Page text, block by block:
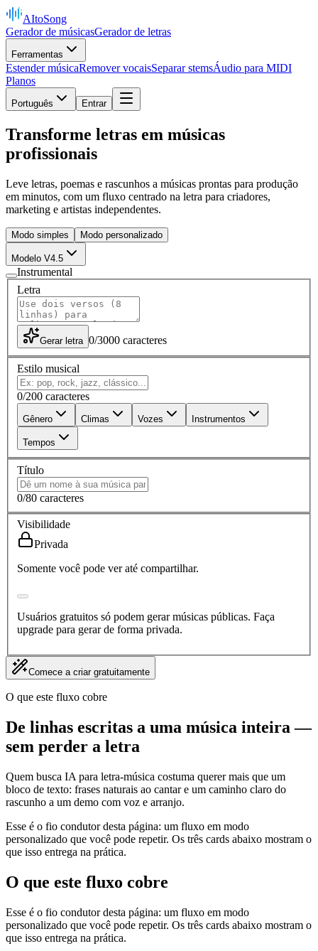
AItoSong
Gerador de músicasGerador de letras
Ferramentas
Estender músicaRemover vocaisSeparar stemsÁudio para MIDI
Planos
Português Entrar
Transforme letras em músicas
profissionais
Leve letras, poemas e rascunhos a músicas prontas para produção
em minutos, com um fluxo centrado na letra para criadores,
marketing e artistas independentes.
Modo simples Modo personalizado
Modelo V4.5
Instrumental
Letra
Gerar letra 0/3000 caracteres
Estilo musical
0/200 caracteres
Gênero Climas Vozes Instrumentos
Tempos
Título
0/80 caracteres
Visibilidade
Privada
Somente você pode ver até compartilhar.
Usuários gratuitos só podem gerar músicas públicas. Faça
upgrade para gerar de forma privada.
Comece a criar gratuitamente
O que este fluxo cobre
De linhas escritas a uma música inteira —
sem perder a letra
Quem busca IA para letra-música costuma querer mais que um
bloco de texto: frases naturais ao cantar e um caminho claro do
rascunho a um demo com voz e arranjo.
Esse é o fio condutor desta página: um fluxo em modo
personalizado que você pode repetir. Os três cards abaixo mostram o
que isso entrega na prática.
O que este fluxo cobre
Esse é o fio condutor desta página: um fluxo em modo
personalizado que você pode repetir. Os três cards abaixo mostram o
que isso entrega na prática.